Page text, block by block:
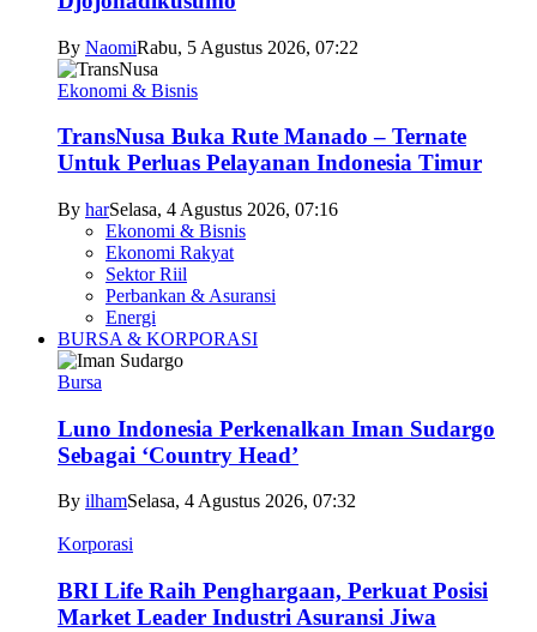
By NaomiRabu, 5 Agustus 2026, 07:22
Ekonomi & Bisnis
TransNusa Buka Rute Manado – Ternate
Untuk Perluas Pelayanan Indonesia Timur
By harSelasa, 4 Agustus 2026, 07:16
Ekonomi & Bisnis
Ekonomi Rakyat
Sektor Riil
Perbankan & Asuransi
Energi
BURSA & KORPORASI
Bursa
Luno Indonesia Perkenalkan Iman Sudargo
Sebagai ‘Country Head’
By ilhamSelasa, 4 Agustus 2026, 07:32
Korporasi
BRI Life Raih Penghargaan, Perkuat Posisi
Market Leader Industri Asuransi Jiwa